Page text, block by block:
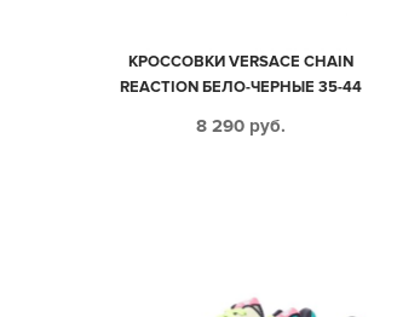
КРОССОВКИ VERSACE CHAIN
REACTION БЕЛО-ЧЕРНЫЕ 35-44
8 290 руб.